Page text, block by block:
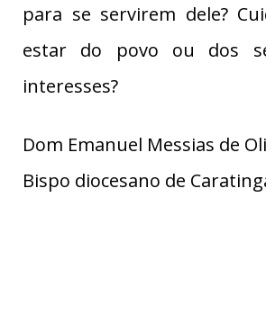
para se servirem dele?
estar do povo ou dos
interesses?
Dom Emanuel Messias de
Bispo diocesano de